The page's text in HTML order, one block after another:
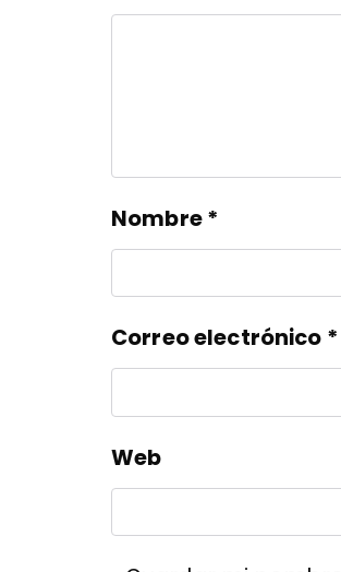
Nombre*
Correo electrónico *
Web